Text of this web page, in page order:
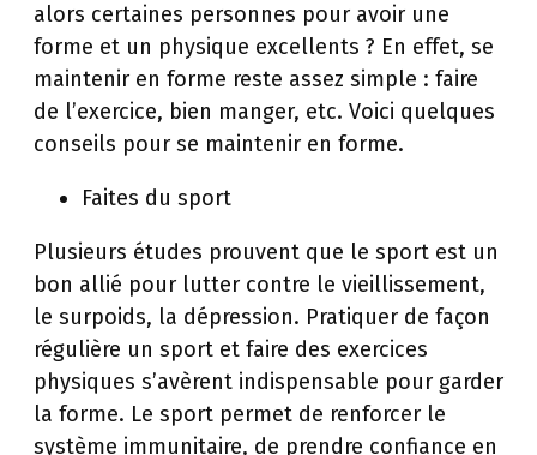
alors certaines personnes pour avoir une
forme et un physique excellents ? En effet, se
maintenir en forme reste assez simple : faire
de l’exercice, bien manger, etc. Voici quelques
conseils pour se maintenir en forme.
Faites du sport
Plusieurs études prouvent que le sport est un
bon allié pour lutter contre le vieillissement,
le surpoids, la dépression. Pratiquer de façon
régulière un sport et faire des exercices
physiques s’avèrent indispensable pour garder
la forme. Le sport permet de renforcer le
système immunitaire, de prendre confiance en